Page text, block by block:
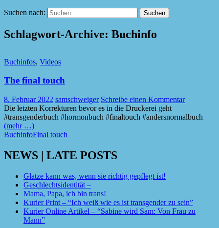
Suchen nach:
Schlagwort-Archive: Buchinfo
Buchinfos, Videos
The final touch
8. Februar 2022 samschweiger Schreibe einen Kommentar
Die letzten Korrekturen bevor es in die Druckerei geht
#transgenderbuch #hormonbuch #finaltouch #andersnormalbuch
(mehr …)
BuchinfoFinal touch
NEWS | LATE POSTS
Glatze kann was, wenn sie richtig gepflegt ist!
Geschlechtsidentität –
Mama, Papa, ich bin trans!
Kurier Print – “Ich weiß wie es ist transgender zu sein”
Kurier Online Artikel – “Sabine wird Sam: Von Frau zu
Mann”